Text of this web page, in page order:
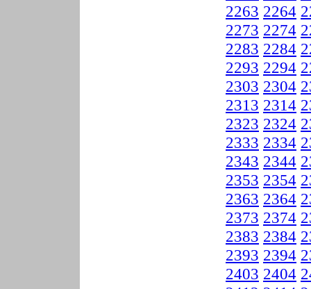
2263 2264
2273 2274
2283 2284
2293 2294
2303 2304
2313 2314
2323 2324
2333 2334
2343 2344
2353 2354
2363 2364
2373 2374
2383 2384
2393 2394
2403 2404